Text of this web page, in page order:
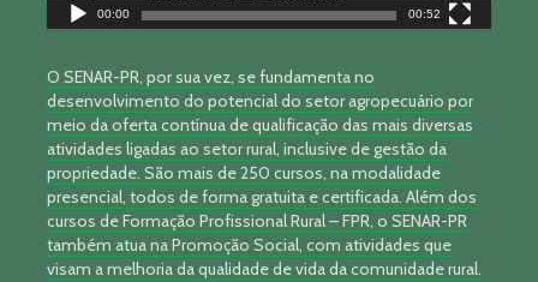
00:00 00:52
O SENAR-PR, por sua vez, se fundamenta no
desenvolvimento do potencial do setor agropecuário por
meio da oferta contínua de qualificação das mais diversas
atividades ligadas ao setor rural, inclusive de gestão da
propriedade. São mais de 250 cursos, na modalidade
presencial, todos de forma gratuita e certificada. Além dos
cursos de Formação Profissional Rural – FPR, o SENAR-PR
também atua na Promoção Social, com atividades que
visam a melhoria da qualidade de vida da comunidade rural.